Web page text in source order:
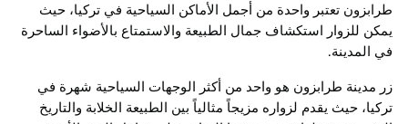
طرابزون تعتبر واحدة من أجمل الأماكن السياحية في تركيا، حيث
يمكن للزوار استكشاف جمال الطبيعة والاستمتاع بالأضواء الساحرة
في المدينة.
زر مدينة طرابزون هو واحد من أكثر الوجهات السياحية شهرة في
تركيا، حيث يقدم لزواره مزيجاً مثالياً بين الطبيعة الخلابة والتاريخ